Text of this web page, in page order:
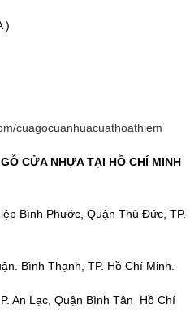
)
cuagocuanhuacuathoathiem
CỬA NHỰA TẠI HỒ CHÍ MINH
Bình Phước, Quận Thủ Đức, TP.
Bình Thạnh, TP. Hồ Chí Minh.
An Lạc, Quận Bình Tân Hồ Chí